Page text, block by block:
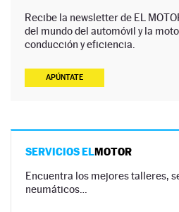
Recibe la newsletter de EL
del mundo del automóvil y la
conducción y eficiencia.
APÚNTATE
SERVICIOS ELMOTOR
Encuentra los mejores talleres,
neumáticos…